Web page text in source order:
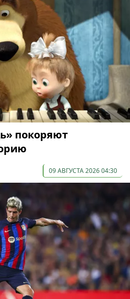
покоряют
09 АВГУСТА 2026 04:30